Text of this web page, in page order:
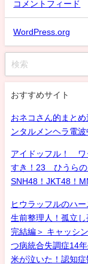
コメントフィード
WordPress.org
おすすめサイト
おネコさん的まと
ンタルメンヘラ電
アイドッフル！ ワ
すき！23 ひうらの
SNH48！JKT48！
ヒウラッフルのハ
生前整理人！孤立
完結編＞ キャッシ
つ病統合失調症14
米が泣いた！認知